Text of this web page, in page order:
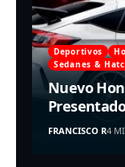
Deportivos
Sedanes &
Nuevo
FRANCISCO R4